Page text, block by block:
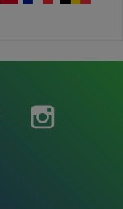
Pinterest